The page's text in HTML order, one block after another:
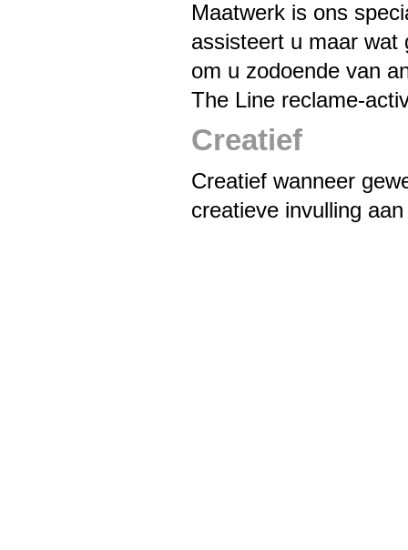
Maatwerk is ons
assisteert u maar wat
om u zodoende van
The Line reclame-
Creatief
Creatief wanneer
creatieve invulling